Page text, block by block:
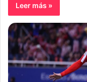
Leer más »